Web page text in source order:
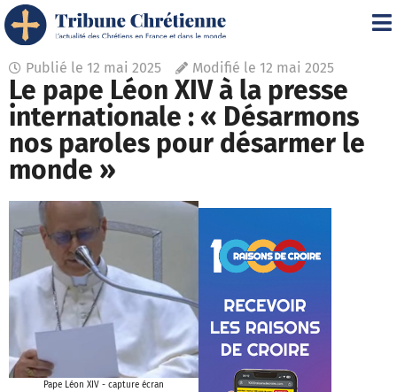
Publié le 12 mai 2025 Modifié le 12 mai 2025
Le pape Léon XIV à la presse
internationale : « Désarmons
nos paroles pour désarmer le
monde »
Pape Léon XIV - capture écran